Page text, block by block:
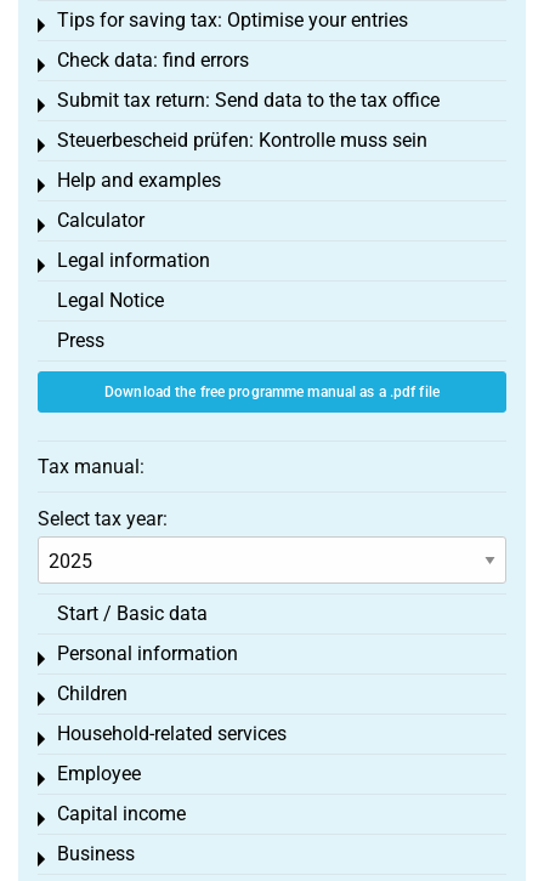
Tips for saving tax: Optimise your entries
Toggle menu
Check data: find errors
Toggle menu
Submit tax return: Send data to the tax office
Toggle menu
Steuerbescheid prüfen: Kontrolle muss sein
Toggle menu
Help and examples
Toggle menu
Calculator
Toggle menu
Legal information
Toggle menu
Legal Notice
Press
Download the free programme manual as a .pdf file
Tax manual:
Select tax year:
Start / Basic data
Personal information
Toggle menu
Children
Toggle menu
Household-related services
Toggle menu
Employee
Toggle menu
Capital income
Toggle menu
Business
Toggle menu